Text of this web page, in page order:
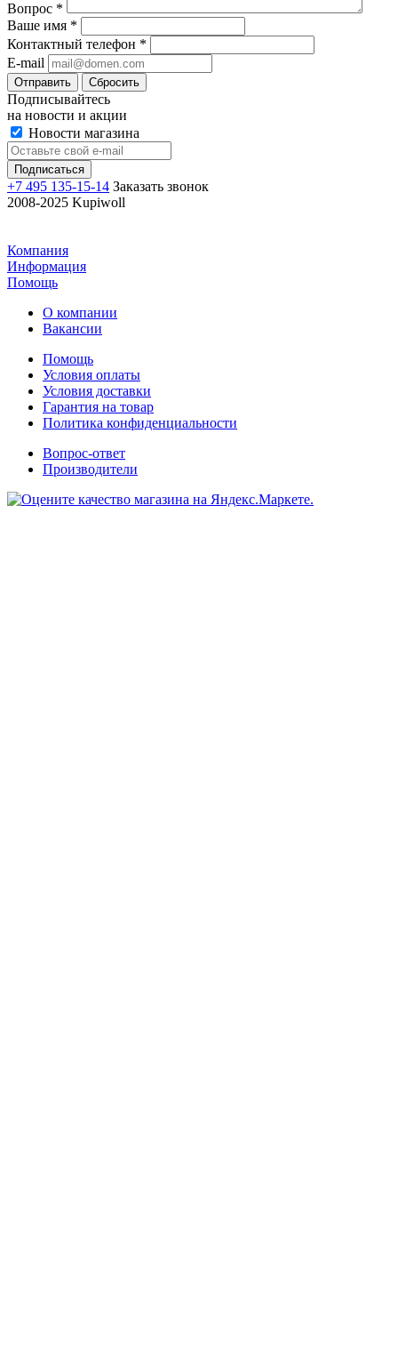
Вопрос *
Ваше имя *
Контактный телефон *
E-mail
Отправить Сбросить
Подписывайтесь
на новости и акции
Новости магазина
+7 495 135-15-14 Заказать звонок
2008-2025 Kupiwoll
Компания
Информация
Помощь
О компании
Вакансии
Помощь
Условия оплаты
Условия доставки
Гарантия на товар
Политика конфиденциальности
Вопрос-ответ
Производители